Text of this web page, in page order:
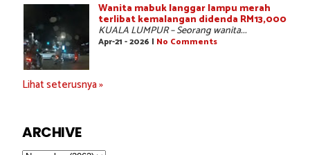
Wanita mabuk langgar lampu merah
terlibat kemalangan didenda RM13,000
KUALA LUMPUR – Seorang wanita...
Apr-21 - 2026 | No Comments
Lihat seterusnya »
ARCHIVE